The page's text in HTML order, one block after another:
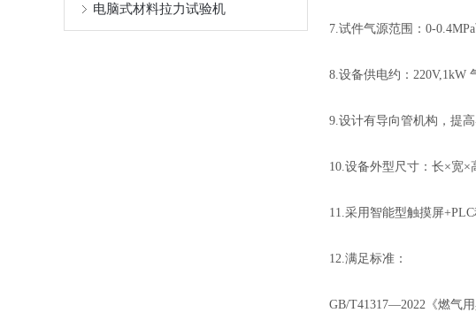
电脑式材料拉力试验机
7.试件气源范围：0-0.4MPa
8.设备供电约：220V,1kW
9.设计有导向管机构，提高
10.设备外型尺寸：长×宽×
11.采用智能型触摸屏
12.满足标准：
GB/T41317—2022《燃气